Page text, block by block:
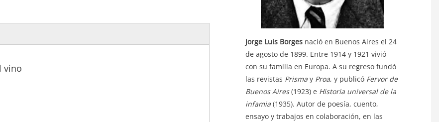
vino
Jorge Luis Borgesnació en Buenos Aires el 24
de agosto de 1899. Entre 1914 y 1921 vivió
con su familia en Europa. A su regreso fundó
las revistas Prismay Proa, y publicó Fervor de
Buenos Aires(1923) e Historia universal de la
infamia(1935). Autor de poesía, cuento,
ensayo y trabajos en colaboración, en las